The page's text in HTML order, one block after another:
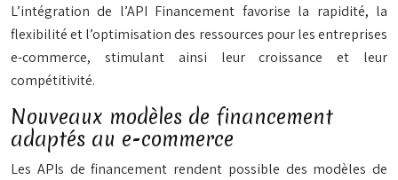
L’intégration de l’API Financement favorise la rapidité, la
flexibilité et l’optimisation des ressources pour les entreprises
e-commerce, stimulant ainsi leur croissance et leur
compétitivité.
Nouveaux modèles de financement
adaptés au e-commerce
Les APIs de financement rendent possible des modèles de